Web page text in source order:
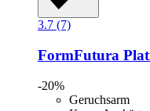
3.7 (7)
FormFutura
-20%
Geruchsarm